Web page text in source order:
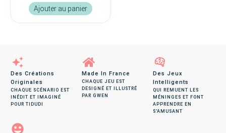
sur 5
Ajouter au panier
Des Créations
Originales
CHAQUE SCÉNARIO EST
INÉDIT ET IMAGINÉ
POUR TIDUDI
Made In France
CHAQUE JEU EST
DESIGNÉ ET ILLUSTRÉ
PAR GWEN
Des Jeux
Intelligents
QUI REMUENT LES
MÉNINGES ET FONT
APPRENDRE EN
S'AMUSANT